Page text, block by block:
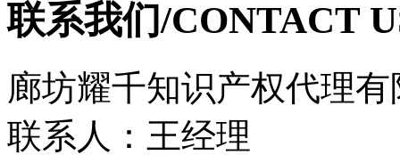
联系我们/CONTACT
廊坊耀千知识产权代理
联系人：王经理